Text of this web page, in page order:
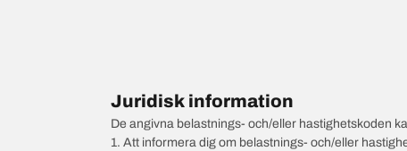
Juridisk information
De angivna belastnings- och/eller hastighetskoden
1. Att informera dig om belastnings- och/eller